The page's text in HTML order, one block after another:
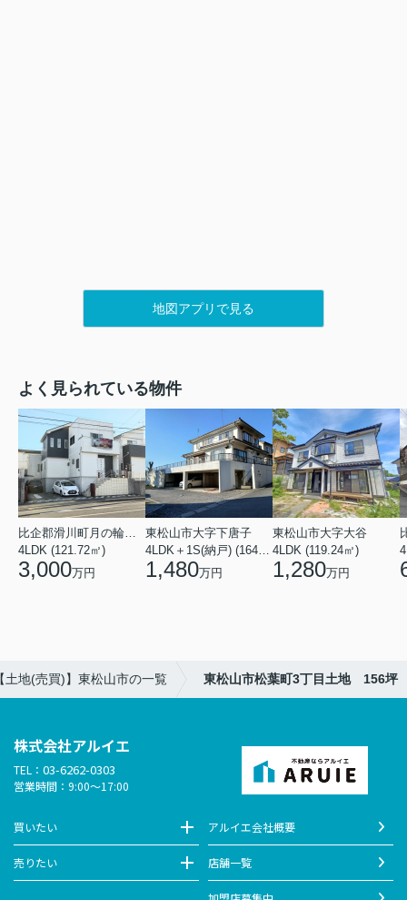
地図アプリで見る
よく見られている物件
4LDK (121.72㎡)
3,000万円
東松山市大字下唐子
1,480万円
東松山市大字大谷
4LDK (119.24㎡)
1,280万円
土地(売買)】東松山市の一覧 東松山市松葉町3丁目土地 156坪
株式会社アルイエ
TEL： 03-6262-0303
営業時間：9:00～17:00
買いたい
売りたい
アルイエ会社概要
店舗一覧